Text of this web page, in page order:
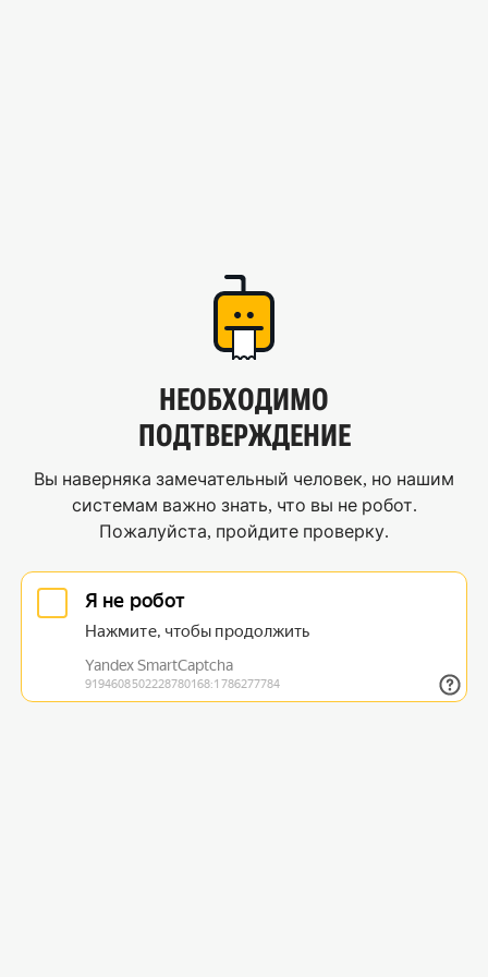
НЕОБХОДИМО
ПОДТВЕРЖДЕНИЕ
Вы наверняка замечательный человек, но нашим
системам важно знать, что вы не робот.
Пожалуйста, пройдите проверку.